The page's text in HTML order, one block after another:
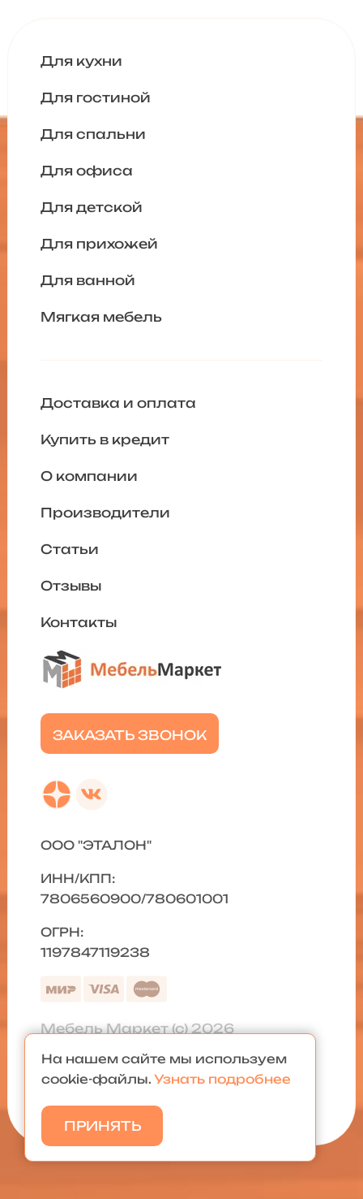
Для кухни
Для гостиной
Для спальни
Для офиса
Для детской
Для прихожей
Для ванной
Мягкая мебель
ЗАКАЗАТЬ ЗВОНОК
Доставка и оплата
Купить в кредит
О компании
Производители
Статьи
Отзывы
Контакты
ООО "ЭТАЛОН"
ИНН/КПП:
7806560900/780601001
ОГРН:
1197847119238
Мебель Маркет (с) 2026
Политика конфиденциальности
Карта сайта
На нашем сайте мы используем
cookie-файлы. Узнать подробнее
ПРИНЯТЬ